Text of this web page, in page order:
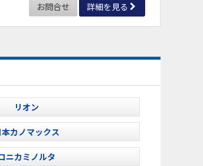
お問合せ 詳細を見る
リオン
本カノマックス
ニカミノルタ